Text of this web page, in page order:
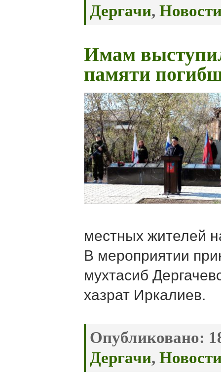
Дергачи,
Имам
памяти
местных жителей
В мероприятии
мухтасиб
хазрат Иркалиев.
Опубликовано:
Дергачи,